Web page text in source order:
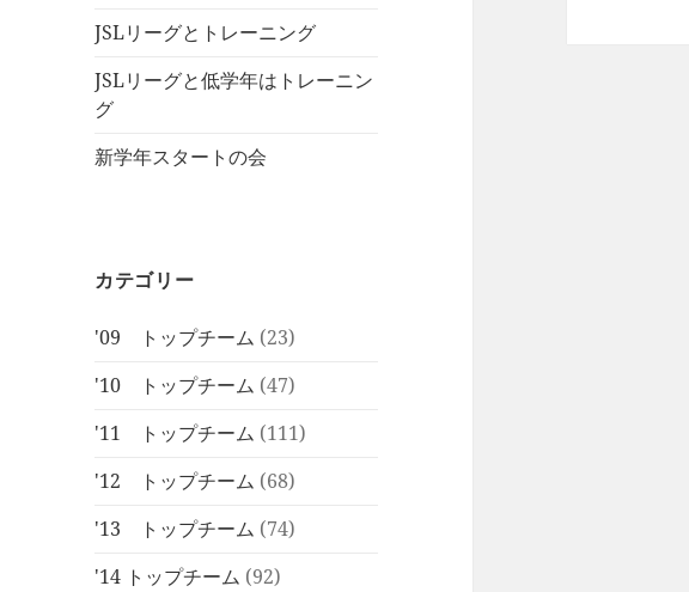
JSLリーグとトレーニング
JSLリーグと低学年はトレーニン
グ
新学年スタートの会
カテゴリー
'09 トップチーム (23)
'10 トップチーム (47)
'11 トップチーム (111)
'12 トップチーム (68)
'13 トップチーム (74)
'14 トップチーム (92)